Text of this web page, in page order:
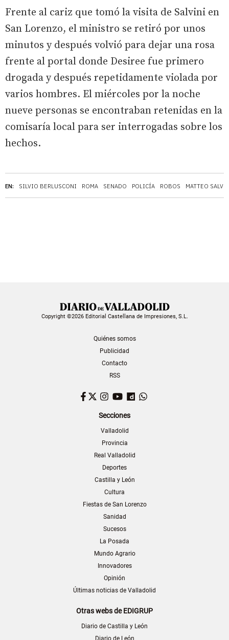
EN: SILVIO BERLUSCONI ROMA SENADO POLICÍA ROBOS MATTEO
Frente al cariz que tomó la visita de Salvini en
San Lorenzo, el ministro se retiró por unos
minutos y después volvió para dejar una rosa
frente al portal donde Desiree fue primero
drogada y después repetidamente violada por
varios hombres. El miércoles por la noche
nueve personas se encontraban retenidas en la
comisaría local para ser interrogadas sobre los
hechos.
Copyright ©2026 Editorial Castellana de Impresiones, S.L.
Quiénes somos
Publicidad
Contacto
RSS
Facebook
TwitterInstagram
YouTubeDailymotion
Secciones
Valladolid
Provincia
Real Valladolid
Deportes
Castilla y León
Cultura
Fiestas de San Lorenzo
Sanidad
Sucesos
La Posada
Mundo Agrario
Innovadores
Opinión
Últimas noticias de Valladolid
Otras webs de EDIGRUP
Diario de Castilla y León